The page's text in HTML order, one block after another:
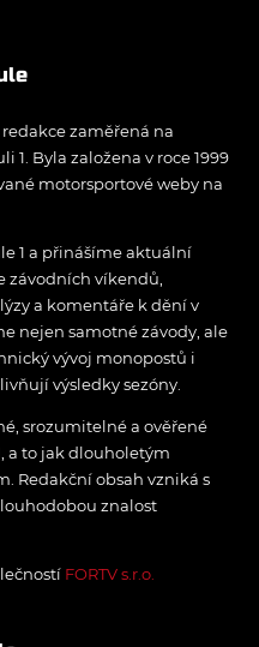
zaměřená na
1. Byla založena v roce 1999
motorsportové weby na
1 a přinášíme aktuální
závodních víkendů,
a komentáře k dění v
nejen samotné závody, ale
vývoj monopostů i
výsledky sezóny.
srozumitelné a ověřené
a to jak dlouholetým
Redakční obsah vzniká s
znalost
FORTV s.r.o.